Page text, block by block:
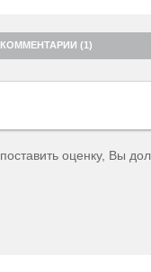
(1)
оценку, Вы